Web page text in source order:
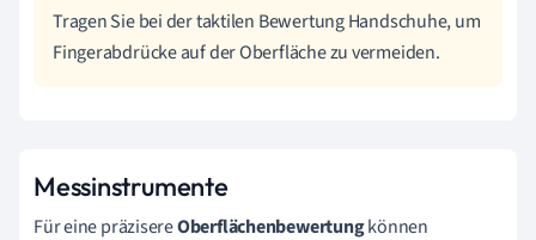
Tragen Sie bei der taktilen Bewertung Handschuhe, um
Fingerabdrücke auf der Oberfläche zu vermeiden.
Messinstrumente
Für eine präzisereOberflächenbewertungkönnen